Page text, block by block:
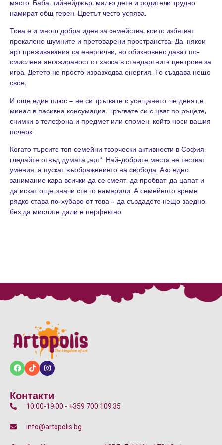
място. Баба, тийнейджър, малко дете и родители трудно
намират общ терен. Цветът често успява.
Това е и много добра идея за семейства, които избягват
прекалено шумните и претоварени пространства. Да, някои
арт преживявания са енергични, но обикновено дават по-
смислена ангажираност от хаоса в стандартните центрове за
игра. Детето не просто изразходва енергия. То създава нещо
свое.
И още един плюс – не си тръгвате с усещането, че денят е
минал в пасивна консумация. Тръгвате си с цвят по ръцете,
снимки в телефона и предмет или спомен, който носи вашия
почерк.
Когато търсите топ семейни творчески активности в София,
гледайте отвъд думата „арт“. Най-добрите места не тестват
умения, а пускат въображението на свобода. Ако едно
занимание кара всички да се смеят, да пробват, да цапат и
да искат още, значи сте го намерили. А семейното време
рядко става по-хубаво от това – да създадете нещо заедно,
без да мислите дали е перфектно.
Контакти
10:00-19:00 - +359 700 109 35
info@artopolis.bg